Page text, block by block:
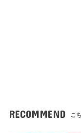
RECOMMEND こ